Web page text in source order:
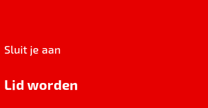
Sluit je aan
Lid worden